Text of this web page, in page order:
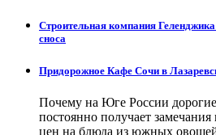
Строительная компания
сноса
Придорожное Кафе Сочи в
Почему на Юге России
постоянно получает
цен на блюда из южных